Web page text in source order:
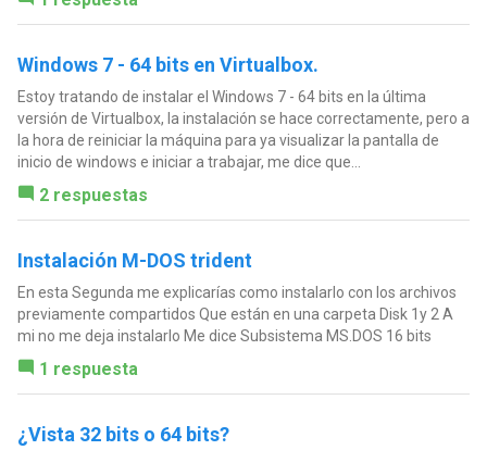
Windows 7 - 64 bits en Virtualbox.
Estoy tratando de instalar el Windows 7 - 64 bits en la última
versión de Virtualbox, la instalación se hace correctamente, pero a
la hora de reiniciar la máquina para ya visualizar la pantalla de
inicio de windows e iniciar a trabajar, me dice que...
2 respuestas
Instalación M-DOS trident
En esta Segunda me explicarías como instalarlo con los archivos
previamente compartidos Que están en una carpeta Disk 1y 2 A
mi no me deja instalarlo Me dice Subsistema MS.DOS 16 bits
1 respuesta
¿Vista 32 bits o 64 bits?